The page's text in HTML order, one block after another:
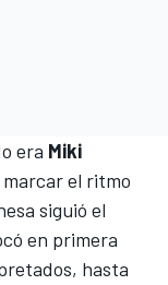
era Miki
el ritmo
siguió el
en primera
hasta